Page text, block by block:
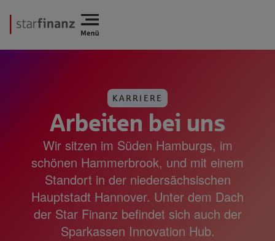
KARRIERE
Arbeiten bei uns
Wir sitzen im Süden Hamburgs, im
schönen Hammerbrook, und mit einem
Standort in der niedersächsischen
Hauptstadt Hannover. Unter dem Dach
der Star Finanz befindet sich auch der
Sparkassen Innovation Hub.